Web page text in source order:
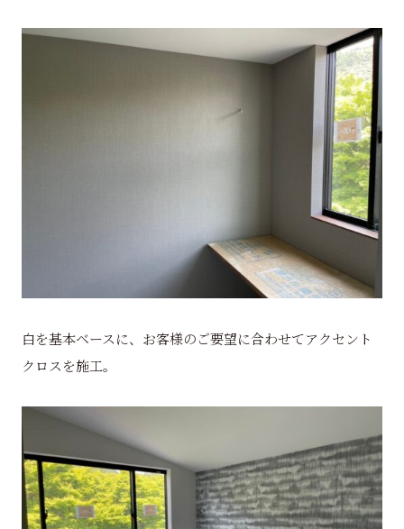
白を基本ベースに、お客様のご要望に合わせてアクセント
クロスを施工。